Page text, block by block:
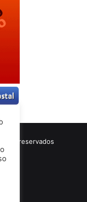
reservados